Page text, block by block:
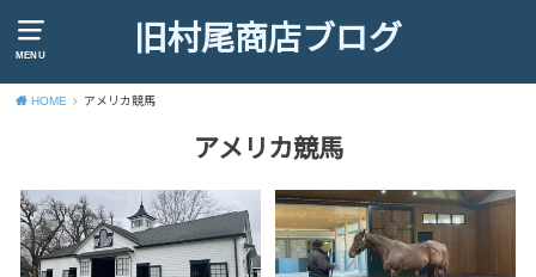
MENU 旧村尾商店ブログ
HOME アメリカ競馬
アメリカ競馬